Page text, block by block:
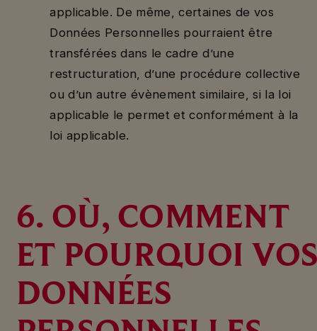
applicable. De même, certaines de vos
Données Personnelles pourraient être
transférées dans le cadre d’une
restructuration, d’une procédure collective
ou d’un autre évènement similaire, si la loi
applicable le permet et conformément à la
loi applicable.
6. OÙ, COMMENT
ET POURQUOI
DONNÉES